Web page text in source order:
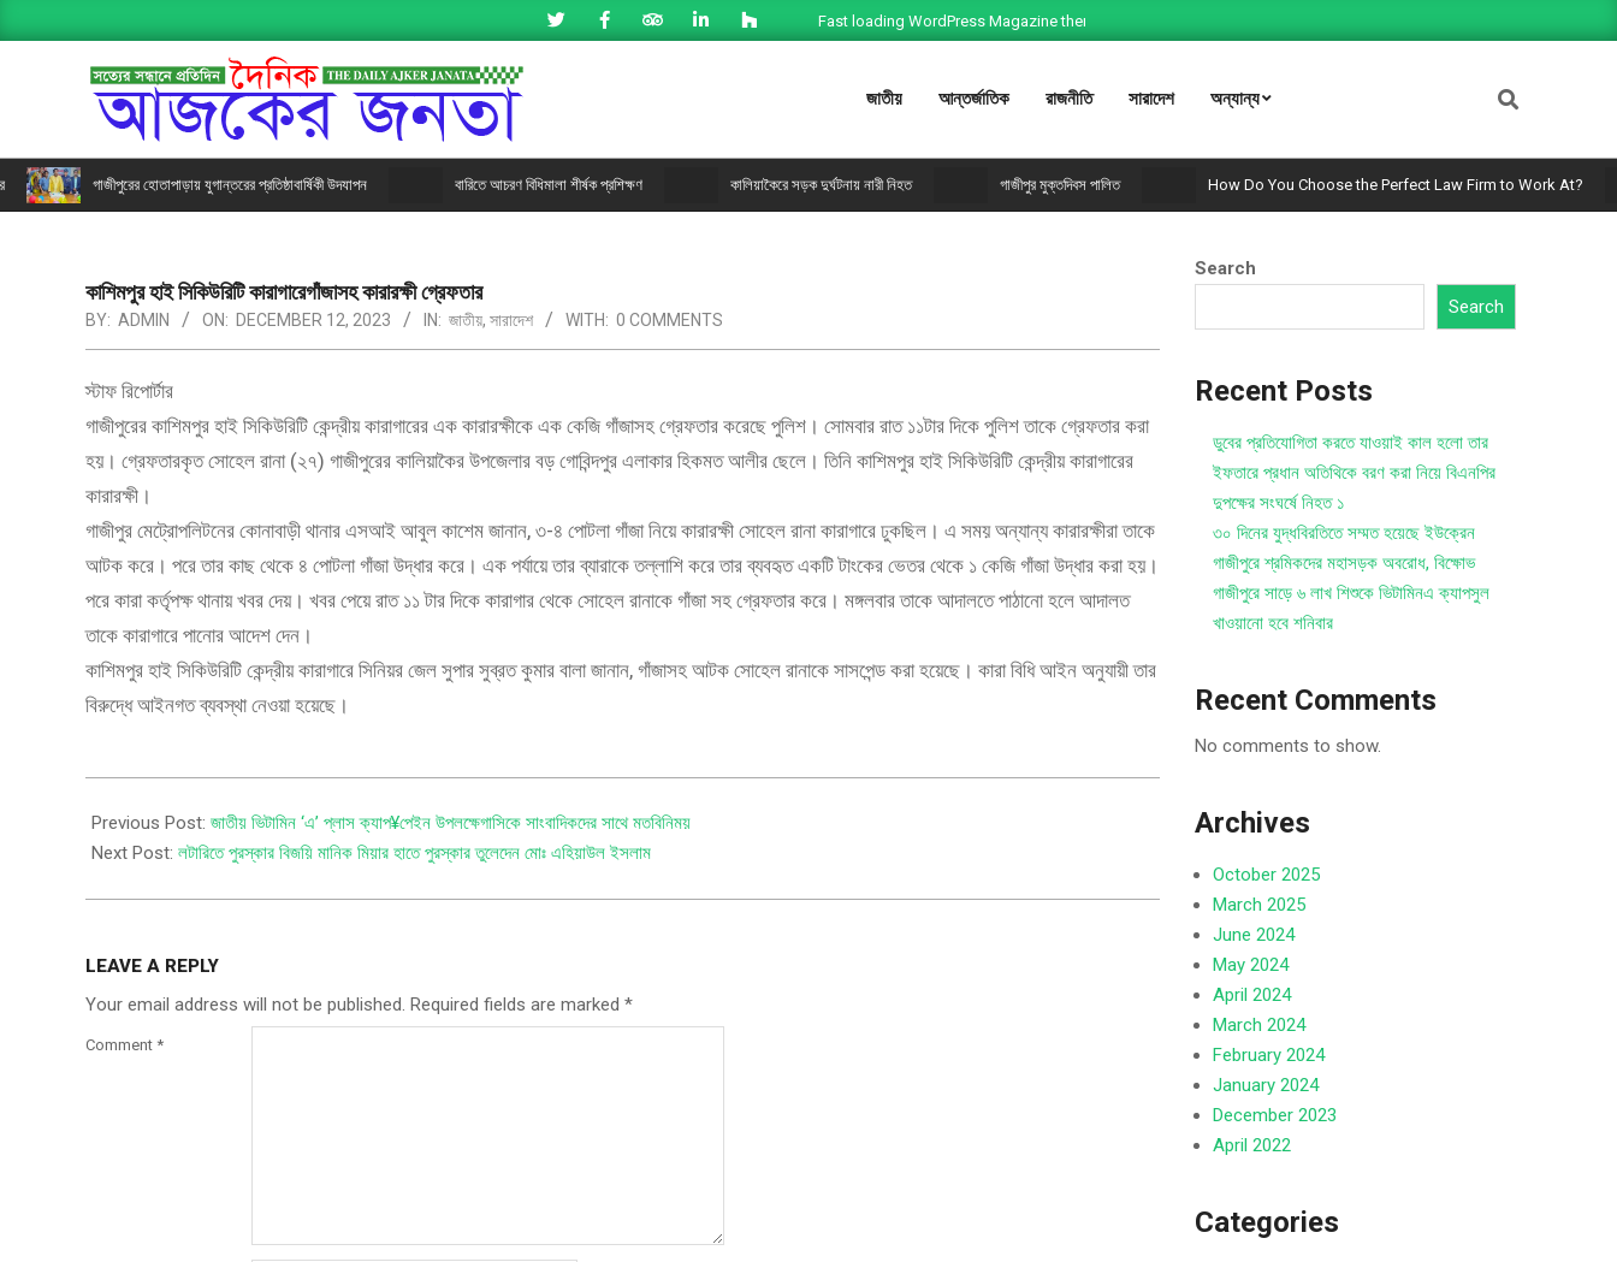
Fast loading WordPress Magazine theme with A+ Support.
AJKER
JANATA
জাতীয় আন্তর্জাতিক রাজনীতি সারাদেশ অন্যান্য
গাজীপুরের হোতাপাড়ায় যুগান্তরের প্রতিষ্ঠাবার্ষিকী উদযাপন বারিতে আচরণ বিধিমালা শীর্ষক প্রশিক্ষণ কালিয়াকৈরে সড়ক দুর্ঘটনায় নারী নিহত গাজীপুর মুক্তদিবস পালিত How Do You Choose the Perfect Law Firm to Work At?
কাশিমপুর হাই সিকিউরিটি কারাগারেগাঁজাসহ কারারক্ষী গ্রেফতার
BY: ADMIN ON: DECEMBER 12, 2023 IN: জাতীয়, সারাদেশ WITH: 0 COMMENTS
স্টাফ রিপোর্টার
গাজীপুরের কাশিমপুর হাই সিকিউরিটি কেন্দ্রীয় কারাগারের এক কারারক্ষীকে এক কেজি গাঁজাসহ গ্রেফতার করেছে পুলিশ। সোমবার রাত ১১টার দিকে পুলিশ তাকে গ্রেফতার করা
হয়। গ্রেফতারকৃত সোহেল রানা (২৭) গাজীপুরের কালিয়াকৈর উপজেলার বড় গোবিন্দপুর এলাকার হিকমত আলীর ছেলে। তিনি কাশিমপুর হাই সিকিউরিটি কেন্দ্রীয় কারাগারের
কারারক্ষী।
গাজীপুর মেট্রোপলিটনের কোনাবাড়ী থানার এসআই আবুল কাশেম জানান, ৩-৪ পোটলা গাঁজা নিয়ে কারারক্ষী সোহেল রানা কারাগারে ঢুকছিল। এ সময় অন্যান্য কারারক্ষীরা তাকে
আটক করে। পরে তার কাছ থেকে ৪ পোটলা গাঁজা উদ্ধার করে। এক পর্যায়ে তার ব্যারাকে তল্লাশি করে তার ব্যবহৃত একটি টাংকের ভেতর থেকে ১ কেজি গাঁজা উদ্ধার করা হয়।
পরে কারা কর্তৃপক্ষ থানায় খবর দেয়। খবর পেয়ে রাত ১১ টার দিকে কারাগার থেকে সোহেল রানাকে গাঁজা সহ গ্রেফতার করে। মঙ্গলবার তাকে আদালতে পাঠানো হলে আদালত
তাকে কারাগারে পানোর আদেশ দেন।
কাশিমপুর হাই সিকিউরিটি কেন্দ্রীয় কারাগারে সিনিয়র জেল সুপার সুব্রত কুমার বালা জানান, গাঁজাসহ আটক সোহেল রানাকে সাসপেন্ড করা হয়েছে। কারা বিধি আইন অনুযায়ী তার
বিরুদ্ধে আইনগত ব্যবস্থা নেওয়া হয়েছে।
Previous Post: জাতীয় ভিটামিন ‘এ’ প্লাস ক্যাপ¥পেইন উপলক্ষেগাসিকে সাংবাদিকদের সাথে মতবিনিময়
Next Post: লটারিতে পুরস্কার বিজয়ি মানিক মিয়ার হাতে পুরস্কার তুলেদেন মোঃ এহিয়াউল ইসলাম
LEAVE A REPLY
Your email address will not be published. Required fields are marked *
Comment *
Search
Search
Recent Posts
ডুবের প্রতিযোগিতা করতে যাওয়াই কাল হলো তার
ইফতারে প্রধান অতিথিকে বরণ করা নিয়ে বিএনপির
দুপক্ষের সংঘর্ষে নিহত ১
৩০ দিনের যুদ্ধবিরতিতে সম্মত হয়েছে ইউক্রেন
গাজীপুরে শ্রমিকদের মহাসড়ক অবরোধ, বিক্ষোভ
গাজীপুরে সাড়ে ৬ লাখ শিশুকে ভিটামিনএ ক্যাপসুল
খাওয়ানো হবে শনিবার
Recent Comments
No comments to show.
Archives
October 2025
March 2025
June 2024
May 2024
April 2024
March 2024
February 2024
January 2024
December 2023
April 2022
Categories